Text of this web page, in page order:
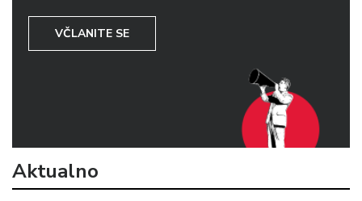
VČLANITE SE
Aktualno